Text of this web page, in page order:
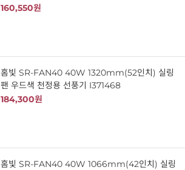
160,550원
홈빛 SR-FAN40 40W 1320mm(52인치) 실링
팬 우드색 천정용 선풍기 I371468
184,300원
홈빛 SR-FAN40 40W 1066mm(42인치) 실링